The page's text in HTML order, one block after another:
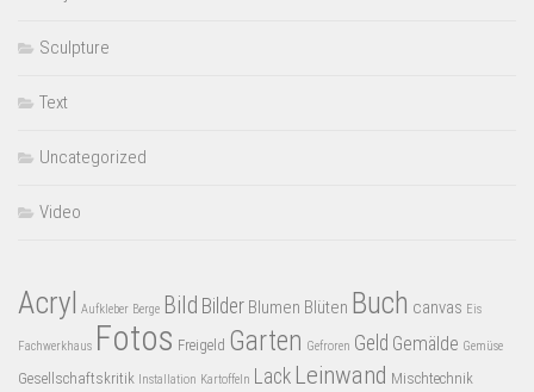
Sculpture
Text
Uncategorized
Video
Acryl Aufkleber Berge Bild Bilder Blumen Blüten Buch canvas Eis
Fachwerkhaus Fotos Freigeld Garten Gefroren Geld Gemälde Gemüse
Gesellschaftskritik Installation Kartoffeln Lack Leinwand Mischtechnik